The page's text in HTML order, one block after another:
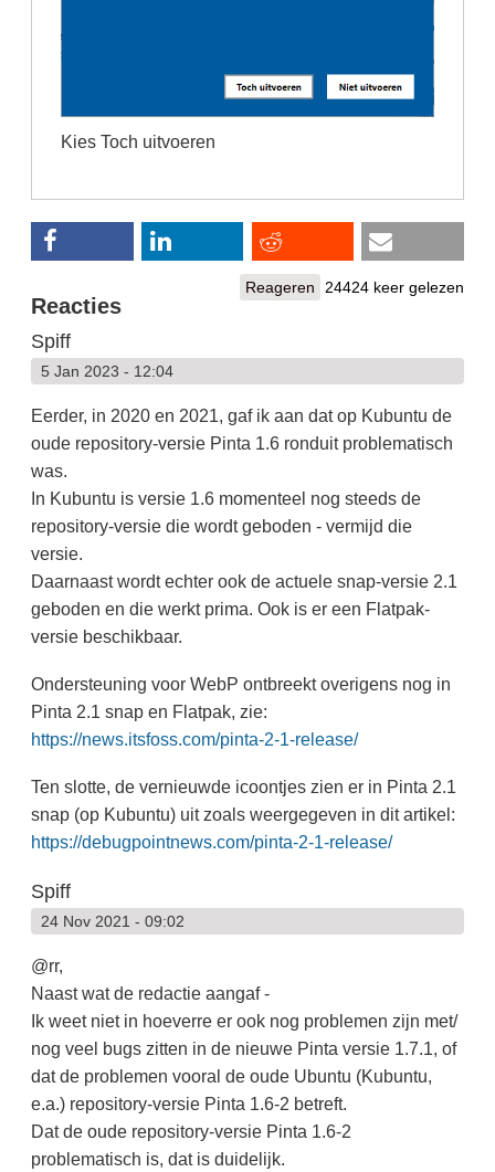
Kies Toch uitvoeren
Reageren 24424 keer gelezen
Reacties
Spiff
5 Jan 2023 - 12:04
Eerder, in 2020 en 2021, gaf ik aan dat op Kubuntu de
oude repository-versie Pinta 1.6 ronduit problematisch
was.
In Kubuntu is versie 1.6 momenteel nog steeds de
repository-versie die wordt geboden - vermijd die
versie.
Daarnaast wordt echter ook de actuele snap-versie 2.1
geboden en die werkt prima. Ook is er een Flatpak-
versie beschikbaar.
Ondersteuning voor WebP ontbreekt overigens nog in
Pinta 2.1 snap en Flatpak, zie:
https://news.itsfoss.com/pinta-2-1-release/
Ten slotte, de vernieuwde icoontjes zien er in Pinta 2.1
snap (op Kubuntu) uit zoals weergegeven in dit artikel:
https://debugpointnews.com/pinta-2-1-release/
Spiff
24 Nov 2021 - 09:02
@rr,
Naast wat de redactie aangaf -
Ik weet niet in hoeverre er ook nog problemen zijn met/
nog veel bugs zitten in de nieuwe Pinta versie 1.7.1, of
dat de problemen vooral de oude Ubuntu (Kubuntu,
e.a.) repository-versie Pinta 1.6-2 betreft.
Dat de oude repository-versie Pinta 1.6-2
problematisch is, dat is duidelijk.